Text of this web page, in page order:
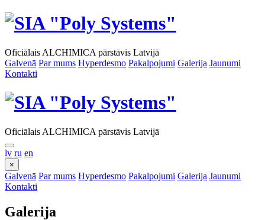
Oficiālais ALCHIMICA pārstāvis Latvijā
Galvenā Par mums Hyperdesmo Pakalpojumi Galerija Jaunumi
Kontakti
Oficiālais ALCHIMICA pārstāvis Latvijā
lv ru en
×
Galvenā Par mums Hyperdesmo Pakalpojumi Galerija Jaunumi
Kontakti
Galerija